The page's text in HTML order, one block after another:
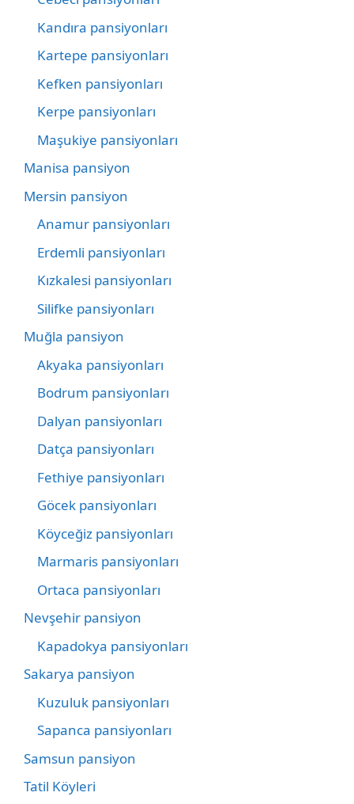
Kandıra pansiyonları
Kartepe pansiyonları
Kefken pansiyonları
Kerpe pansiyonları
Maşukiye pansiyonları
Manisa pansiyon
Mersin pansiyon
Anamur pansiyonları
Erdemli pansiyonları
Kızkalesi pansiyonları
Silifke pansiyonları
Muğla pansiyon
Akyaka pansiyonları
Bodrum pansiyonları
Dalyan pansiyonları
Datça pansiyonları
Fethiye pansiyonları
Göcek pansiyonları
Köyceğiz pansiyonları
Marmaris pansiyonları
Ortaca pansiyonları
Nevşehir pansiyon
Kapadokya pansiyonları
Sakarya pansiyon
Kuzuluk pansiyonları
Sapanca pansiyonları
Samsun pansiyon
Tatil Köyleri